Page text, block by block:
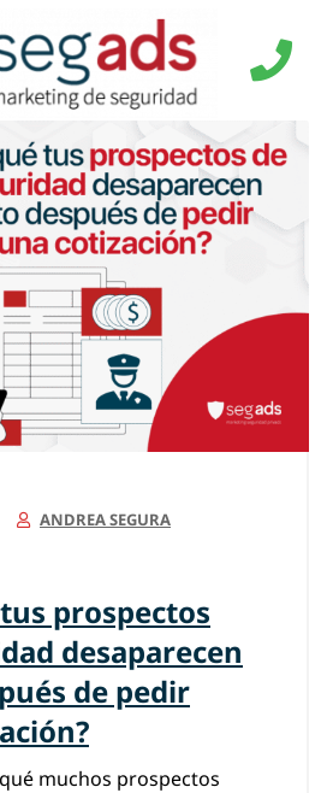
ANDREA SEGURA
prospectos
desaparecen
de pedir
muchos prospectos